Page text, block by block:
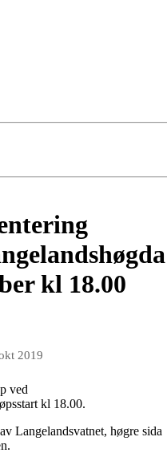
kl 18.00
2019
ved
kl 18.00.
Langelandsvatnet, høgre sida